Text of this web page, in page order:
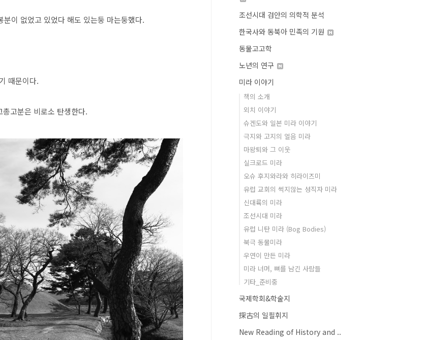
이 없었고 있었다 해도 있는둥 마는둥했다.
때문이다.
고분은 비로소 탄생한다.
조선시대 검안의 의학적 분석
한국사와 동북아 민족의 기원
동물고고학
노년의 연구
미라 이야기
책의 소개
외치 이야기
슈겐도와 일본 미라 이야기
극지와 고지의 얼음 미라
마왕퇴와 그 이웃
실크로드 미라
오슈 후지와라와 히라이즈미
유럽 교회의 썩지않는 성직자 미라
신대륙의 미라
조선시대 미라
유럽 니탄 미라 (Bog Bodies)
북극 동물미라
우연이 만든 미라
미라 너머, 뼈를 남긴 사람들
기타_준비중
국제학회&학술지
探古의 일필휘지
New Reading of History and ..